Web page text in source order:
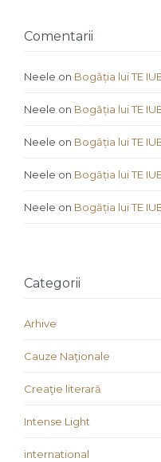
Comentarii
Neele on Bogăția lui TE
Neele on Bogăția lui TE
Neele on Bogăția lui TE
Neele on Bogăția lui TE
Neele on Bogăția lui TE
Categorii
Arhive
Cauze Naţionale
Creaţie literară
Intense Light
international